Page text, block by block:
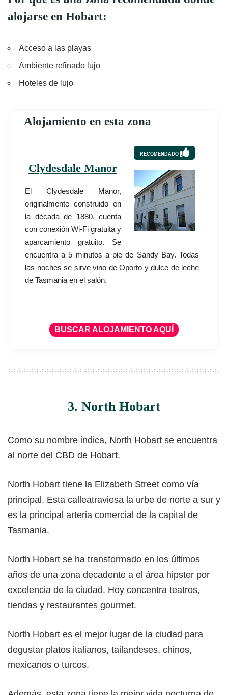
alojarse en Hobart:
Acceso a las playas
Ambiente refinado lujo
Hoteles de lujo
Alojamiento en esta zona
RECOMENDADO
Clydesdale Manor
El Clydesdale Manor,
originalmente construido en
la década de 1880, cuenta
con conexión Wi-Fi gratuita y
aparcamiento gratuito. Se
encuentra a 5 minutos a pie de Sandy Bay. Todas
las noches se sirve vino de Oporto y dulce de leche
de Tasmania en el salón.
BUSCAR ALOJAMIENTO AQUÍ
3. North Hobart
Como su nombre indica, North Hobart se encuentra
al norte del CBD de Hobart.
North Hobart tiene la Elizabeth Street como vía
principal. Esta calleatraviesa la urbe de norte a sur y
es la principal arteria comercial de la capital de
Tasmania.
North Hobart se ha transformado en los últimos
años de una zona decadente a el área hipster por
excelencia de la ciudad. Hoy concentra teatros,
tiendas y restaurantes gourmet.
North Hobart es el mejor lugar de la ciudad para
degustar platos italianos, tailandeses, chinos,
mexicanos o turcos.